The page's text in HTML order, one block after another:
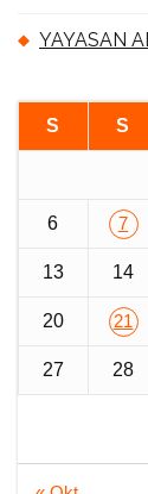
YAYASAN
S S
6 7
13 14
20 21
27 28